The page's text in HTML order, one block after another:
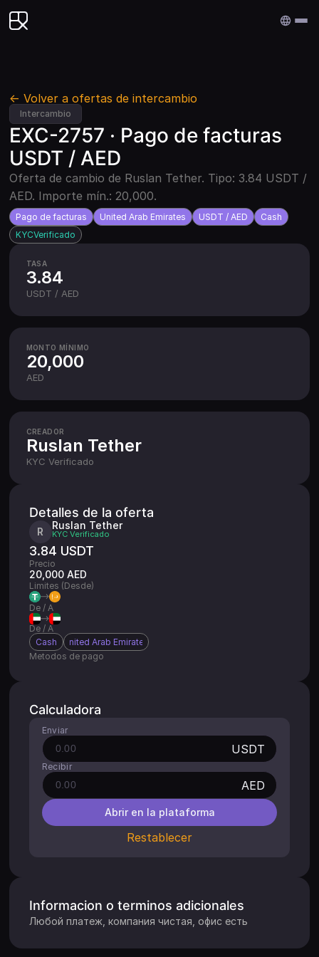
Edenex
← Volver a ofertas de intercambio
Intercambio
EXC-2757 · Pago de facturas
USDT / AED
Oferta de cambio de Ruslan Tether. Tipo: 3.84 USDT /
AED. Importe mín.: 20,000.
Pago de facturas United Arab Emirates USDT / AED
Cash
KYCVerificado
TASA
3.84
USDT / AED
MONTO MÍNIMO
20,000
AED
CREADOR
Ruslan Tether
KYC Verificado
Detalles de la oferta
R
Ruslan Tether
KYCVerificado
3.84 USDT
Precio
20,000 AED
Limites (Desde)
De / A
De / A
Cash
United Arab Emirates
Metodos de pago
Calculadora
Enviar
USDT
Recibir
AED
Restablecer
Abrir en la plataforma
Informacion o terminos adicionales
Любой платеж, компания чистая, офис есть